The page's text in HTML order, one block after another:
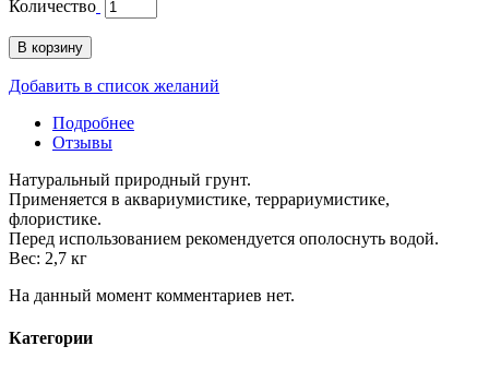
Количество
В корзину
Добавить в список желаний
Подробнее
Отзывы
Натуральный природный грунт.
Применяется в аквариумистике, террариумистике,
флористике.
Перед использованием рекомендуется ополоснуть водой.
Вес: 2,7 кг
На данный момент комментариев нет.
Категории